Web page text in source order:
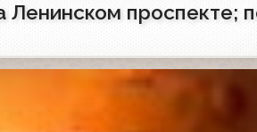
проспекте;